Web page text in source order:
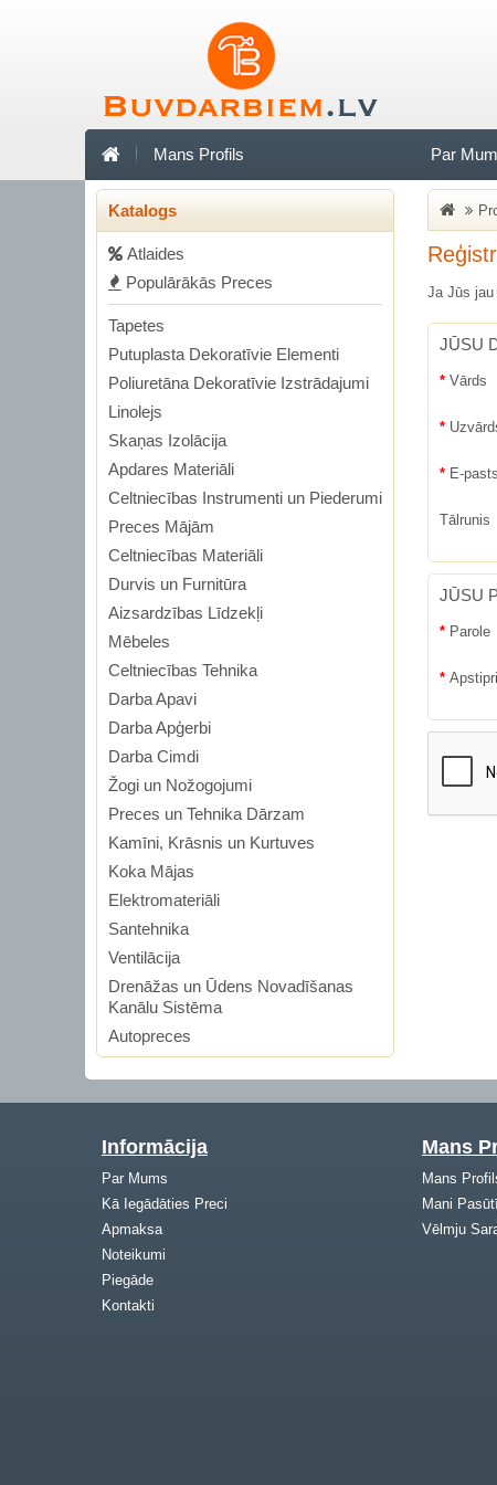
Mans Profils Par
Katalogs
Аtlaides
Populārākās Preces
Tapetes
Putuplasta Dekoratīvie Elementi
Poliuretāna Dekoratīvie Izstrādajumi
Linolejs
Skaņas Izolācija
Apdares Materiāli
Celtniecības Instrumenti un Piederumi
Preces Mājām
Celtniecības Materiāli
Durvis un Furnitūra
Aizsardzības Līdzekļi
Mēbeles
Celtniecības Tehnika
Darba Apavi
Darba Apģerbi
Darba Cimdi
Žogi un Nožogojumi
Preces un Tehnika Dārzam
Kamīni, Krāsnis un Kurtuves
Koka Mājas
Elektromateriāli
Santehnika
Ventilācija
Drenāžas un Ūdens Novadīšanas
Kanālu Sistēma
Autopreces
Ja Jūs
JŪSU
Vārds
E-pasts
Tālrunis
JŪSU
Parole
Informācija
Par Mums
Kā Iegādāties Preci
Apmaksa
Noteikumi
Piegāde
Kontakti
Mans
Mans
Mani
Vēlmju